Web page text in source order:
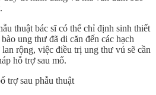
thuật bác sĩ có thể chỉ định sinh thiết
ung thư đã di căn đến các hạch
rộng, việc điều trị ung thư vú sẽ cần
hỗ trợ sau mổ.
trợ sau phẫu thuật